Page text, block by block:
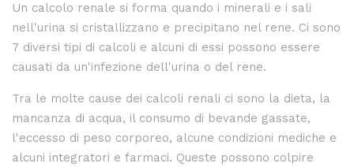
Un calcolo renale si forma quando i minerali e i sali
nell'urina si cristallizzano e precipitano nel rene. Ci sono
7 diversi tipi di calcoli e alcuni di essi possono essere
causati da un'infezione dell'urina o del rene.
Tra le molte cause dei calcoli renali ci sono la dieta, la
mancanza di acqua, il consumo di bevande gassate,
l'eccesso di peso corporeo, alcune condizioni mediche e
alcuni integratori e farmaci. Queste possono colpire